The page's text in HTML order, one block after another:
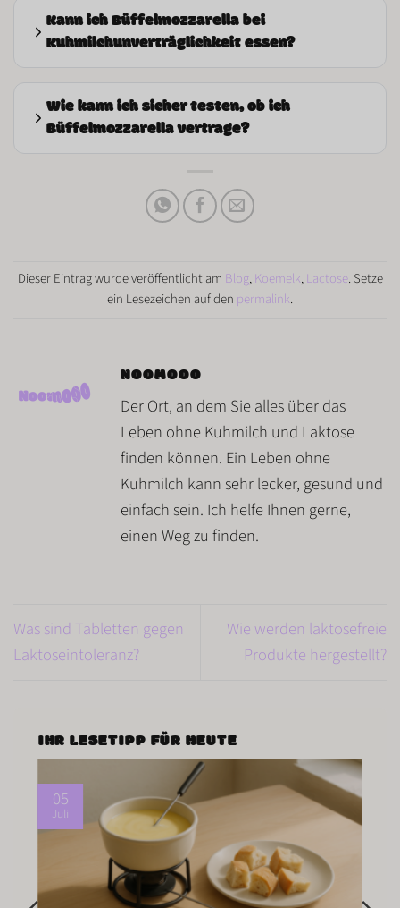
Kann ich Büffelmozzarella bei
Kuhmilchunverträglichkeit essen?
Wie kann ich sicher testen, ob ich
Büffelmozzarella vertrage?
Dieser Eintrag wurde veröffentlicht am Blog,Koemelk,Lactose. Setze
ein Lesezeichen auf den permalink.
NOOMOOO
Der Ort, an dem Sie alles über das
Leben ohne Kuhmilch und Laktose
finden können. Ein Leben ohne
Kuhmilch kann sehr lecker, gesund und
einfach sein. Ich helfe Ihnen gerne,
einen Weg zu finden.
Was sind Tabletten gegen
Laktoseintoleranz?
Wie werden laktosefreie
Produkte hergestellt?
IHR LESETIPP FÜR HEUTE
05
Juli